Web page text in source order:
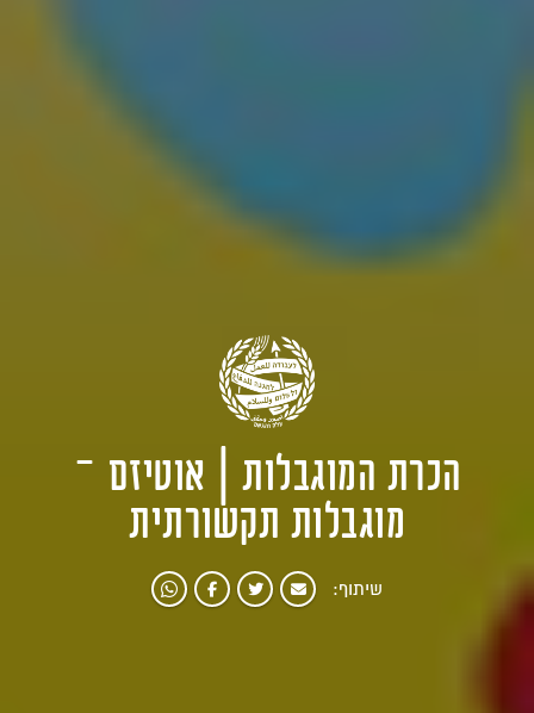
הכרת המוגבלות | אוטיזם –
מוגבלות תקשורתית
שיתוף: